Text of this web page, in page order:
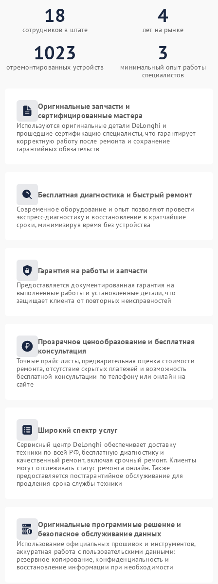
18
сотрудников в штате
4
лет на рынке
1023
отремонтированных устройств
3
минимальный опыт работы
специалистов
Оригинальные запчасти и
сертифицированные мастера
Используются оригинальные детали DeLonghi и
прошедшие сертификацию специалисты, что гарантирует
корректную работу после ремонта и сохранение
гарантийных обязательств
Бесплатная диагностика и быстрый ремонт
Современное оборудование и опыт позволяют провести
экспресс-диагностику и восстановление в кратчайшие
сроки, минимизируя время без устройства
Гарантия на работы и запчасти
Предоставляется документированная гарантия на
выполненные работы и установленные детали, что
защищает клиента от повторных неисправностей
Прозрачное ценообразование и бесплатная
консультация
Точные прайс-листы, предварительная оценка стоимости
ремонта, отсутствие скрытых платежей и возможность
бесплатной консультации по телефону или онлайн на
сайте
Широкий спектр услуг
Сервисный центр DeLonghi обеспечивает доставку
техники по всей РФ, бесплатную диагностику и
качественный ремонт, включая срочный ремонт. Клиенты
могут отслеживать статус ремонта онлайн. Также
предоставляется постгарантийное обслуживание для
продления срока службы техники
Оригинальные программные решение и
безопасное обслуживание данных
Использование официальных прошивок и инструментов,
аккуратная работа с пользовательскими данными:
резервное копирование, конфиденциальность и
восстановление информации при необходимости